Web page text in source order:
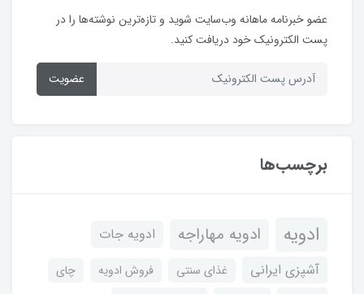
عضو خبرنامه ماهانه وب‌سایت شوید و تازه‌ترین نوشته‌ها را در
پست الکترونیک خود دریافت کنید.
عضویت
برچسب‌ها
ادویه ادویه مهاراجه
ادویه جات
آشپزی ایرانی
غذای سنتی فروش ادویه
چای